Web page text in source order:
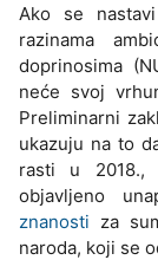
Ako se
razinama
doprinosima
neće svoj
Preliminarni
ukazuju na to
rasti u
objavljeno
znanosti za
naroda, koji se